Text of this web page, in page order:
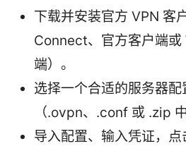
下载并安装官方 VPN 客
Connect、官方客户端或
端）。
选择一个合适的服务器配
（.ovpn、.conf 或 .zip
导入配置、输入凭证，